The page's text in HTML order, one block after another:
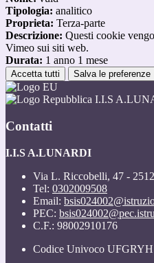
Tipologia: analitico
Proprieta: Terza-parte
Descrizione: Questi cookie
Vimeo sui siti web.
Durata: 1 anno 1 mese
Accetta tutti Salva le preferenze
I.I.S
Contatti
I.I.S A.LUNARDI
Via L. Riccobelli, 47 -
Tel: 0302009508
Email:
PEC:
C.F.: 98002910176
Codice Univoco UFGRYH